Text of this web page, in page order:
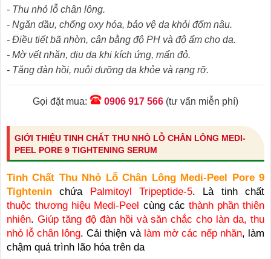
- Thu nhỏ lỗ chân lông.
- Ngăn dầu, chống oxy hóa, bảo vệ da khỏi đốm nâu.
- Điều tiết bã nhờn, cân bằng độ PH và độ ẩm cho da.
- Mờ vết nhăn, dịu da khi kích ứng, mẩn đỏ.
- Tăng đàn hồi, nuôi dưỡng da khỏe và rạng rỡ.
Gọi đặt mua: 0906 917 566 (tư vấn miễn phí)
GIỚI THIỆU TINH CHẤT THU NHỎ LỖ CHÂN LÔNG MEDI-
PEEL PORE 9 TIGHTENING SERUM
Tinh Chất Thu Nhỏ Lỗ Chân Lông Medi-Peel Pore 9
Tightenin chứa Palmitoyl Tripeptide-5. Là tinh chất
thuộc thương hiệu Medi-Peel cùng các thành phần thiên
nhiên. Giúp tăng độ đàn hồi và săn chắc cho làn da, thu
nhỏ lỗ chân lông. Cải thiện vàlàm mờ các nếp nhăn, làm
chậm quá trình lão hóa trên da